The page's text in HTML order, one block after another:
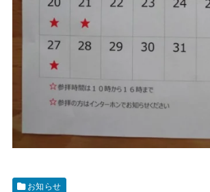
お知らせ